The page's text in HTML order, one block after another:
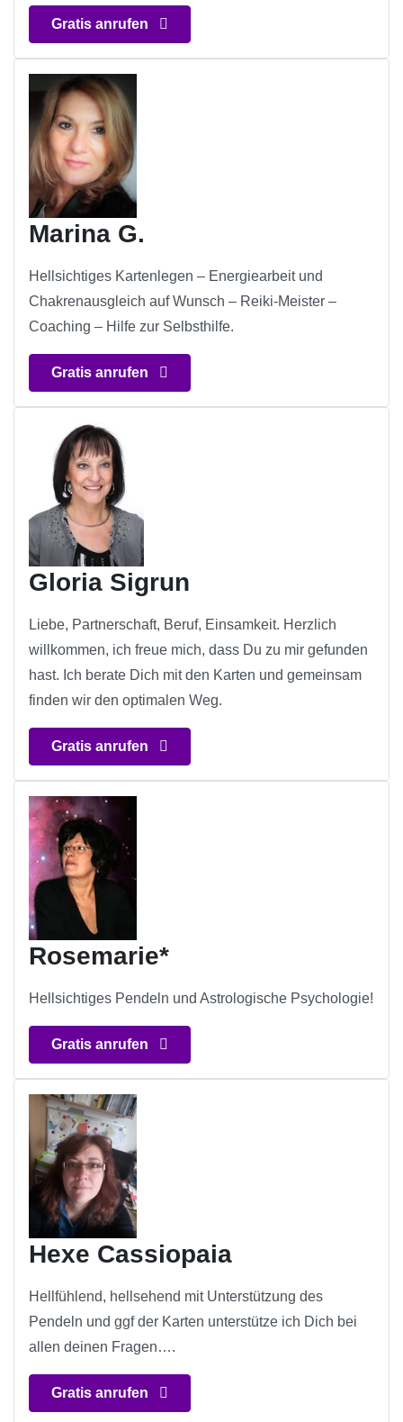
Gratis anrufen
Marina G.
Hellsichtiges Kartenlegen – Energiearbeit und
Chakrenausgleich auf Wunsch – Reiki-Meister –
Coaching – Hilfe zur Selbsthilfe.
Gratis anrufen
Gloria Sigrun
Liebe, Partnerschaft, Beruf, Einsamkeit. Herzlich
willkommen, ich freue mich, dass Du zu mir gefunden
hast. Ich berate Dich mit den Karten und gemeinsam
finden wir den optimalen Weg.
Gratis anrufen
Rosemarie*
Hellsichtiges Pendeln und Astrologische Psychologie!
Gratis anrufen
Hexe Cassiopaia
Hellfühlend, hellsehend mit Unterstützung des
Pendeln und ggf der Karten unterstütze ich Dich bei
allen deinen Fragen….
Gratis anrufen